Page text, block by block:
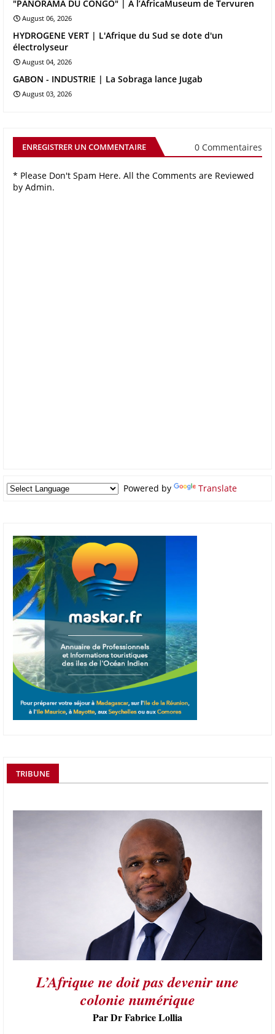
"PANORAMA DU CONGO" | À l’AfricaMuseum de Tervuren
August 06, 2026
HYDROGENE VERT | L'Afrique du Sud se dote d'un
électrolyseur
August 04, 2026
GABON - INDUSTRIE | La Sobraga lance Jugab
August 03, 2026
ENREGISTRER UN COMMENTAIRE 0 Commentaires
* Please Don't Spam Here. All the Comments are Reviewed
by Admin.
Powered by Translate
TRIBUNE
L’Afrique ne doit pas devenir une
colonie numérique
Par Dr Fabrice Lollia